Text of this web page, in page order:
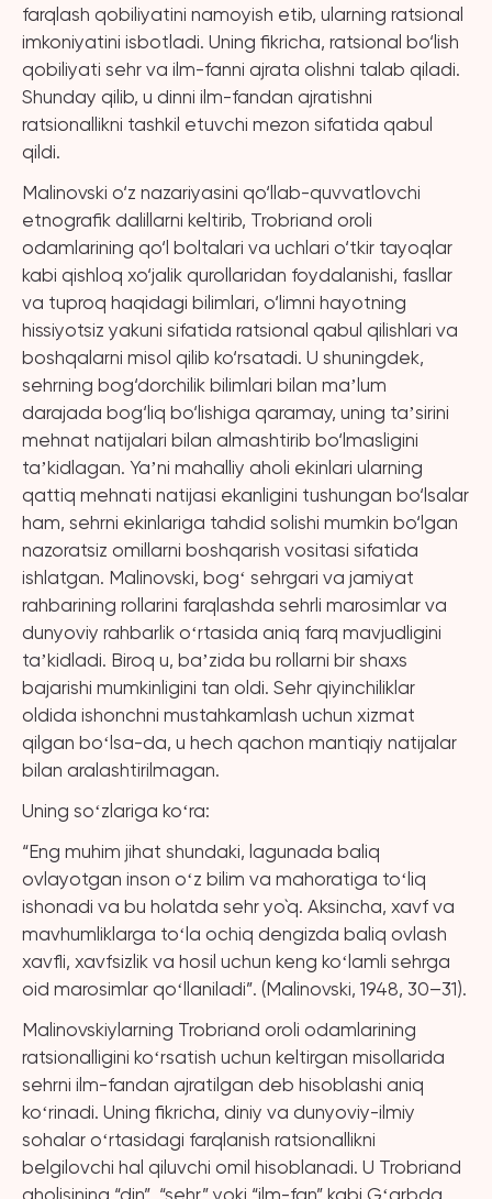
farqlash qobiliyatini namoyish etib, ularning ratsional
imkoniyatini isbotladi. Uning fikricha, ratsional bo‘lish
qobiliyati sehr va ilm-fanni ajrata olishni talab qiladi.
Shunday qilib, u dinni ilm-fandan ajratishni
ratsionallikni tashkil etuvchi mezon sifatida qabul
qildi.
Malinovski o‘z nazariyasini qo‘llab-quvvatlovchi
etnografik dalillarni keltirib, Trobriand oroli
odamlarining qo‘l boltalari va uchlari o‘tkir tayoqlar
kabi qishloq xo‘jalik qurollaridan foydalanishi, fasllar
va tuproq haqidagi bilimlari, o‘limni hayotning
hissiyotsiz yakuni sifatida ratsional qabul qilishlari va
boshqalarni misol qilib ko‘rsatadi. U shuningdek,
sehrning bog‘dorchilik bilimlari bilan maʼlum
darajada bog‘liq bo‘lishiga qaramay, uning taʼsirini
mehnat natijalari bilan almashtirib bo‘lmasligini
taʼkidlagan. Yaʼni mahalliy aholi ekinlari ularning
qattiq mehnati natijasi ekanligini tushungan bo‘lsalar
ham, sehrni ekinlariga tahdid solishi mumkin bo‘lgan
nazoratsiz omillarni boshqarish vositasi sifatida
ishlatgan. Malinovski, bogʻ sehrgari va jamiyat
rahbarining rollarini farqlashda sehrli marosimlar va
dunyoviy rahbarlik oʻrtasida aniq farq mavjudligini
taʼkidladi. Biroq u, baʼzida bu rollarni bir shaxs
bajarishi mumkinligini tan oldi. Sehr qiyinchiliklar
oldida ishonchni mustahkamlash uchun xizmat
qilgan boʻlsa-da, u hech qachon mantiqiy natijalar
bilan aralashtirilmagan.
Uning soʻzlariga koʻra:
“Eng muhim jihat shundaki, lagunada baliq
ovlayotgan inson oʻz bilim va mahoratiga toʻliq
ishonadi va bu holatda sehr yo`q. Aksincha, xavf va
mavhumliklarga toʻla ochiq dengizda baliq ovlash
xavfli, xavfsizlik va hosil uchun keng koʻlamli sehrga
oid marosimlar qoʻllaniladi”. (Malinovski, 1948, 30–31).
Malinovskiylarning Trobriand oroli odamlarining
ratsionalligini koʻrsatish uchun keltirgan misollarida
sehrni ilm-fandan ajratilgan deb hisoblashi aniq
koʻrinadi. Uning fikricha, diniy va dunyoviy-ilmiy
sohalar oʻrtasidagi farqlanish ratsionallikni
belgilovchi hal qiluvchi omil hisoblanadi. U Trobriand
aholisining “din”, “sehr” yoki “ilm-fan” kabi Gʻarbda